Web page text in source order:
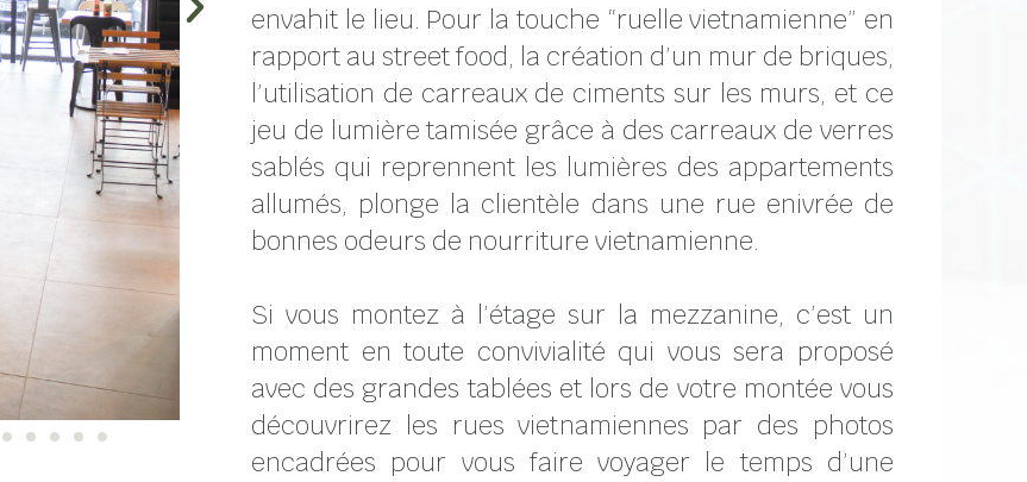
envahit le lieu. Pour la touche “ruelle vietnamienne” en
rapport au street food, la création d’un mur de briques,
l’utilisation de carreaux de ciments sur les murs, et ce
jeu de lumière tamisée grâce à des carreaux de verres
sablés qui reprennent les lumières des appartements
allumés, plonge la clientèle dans une rue enivrée de
bonnes odeurs de nourriture vietnamienne.
Si vous montez à l’étage sur la mezzanine, c’est un
moment en toute convivialité qui vous sera proposé
avec des grandes tablées et lors de votre montée vous
découvrirez les rues vietnamiennes par des photos
encadrées pour vous faire voyager le temps d’une